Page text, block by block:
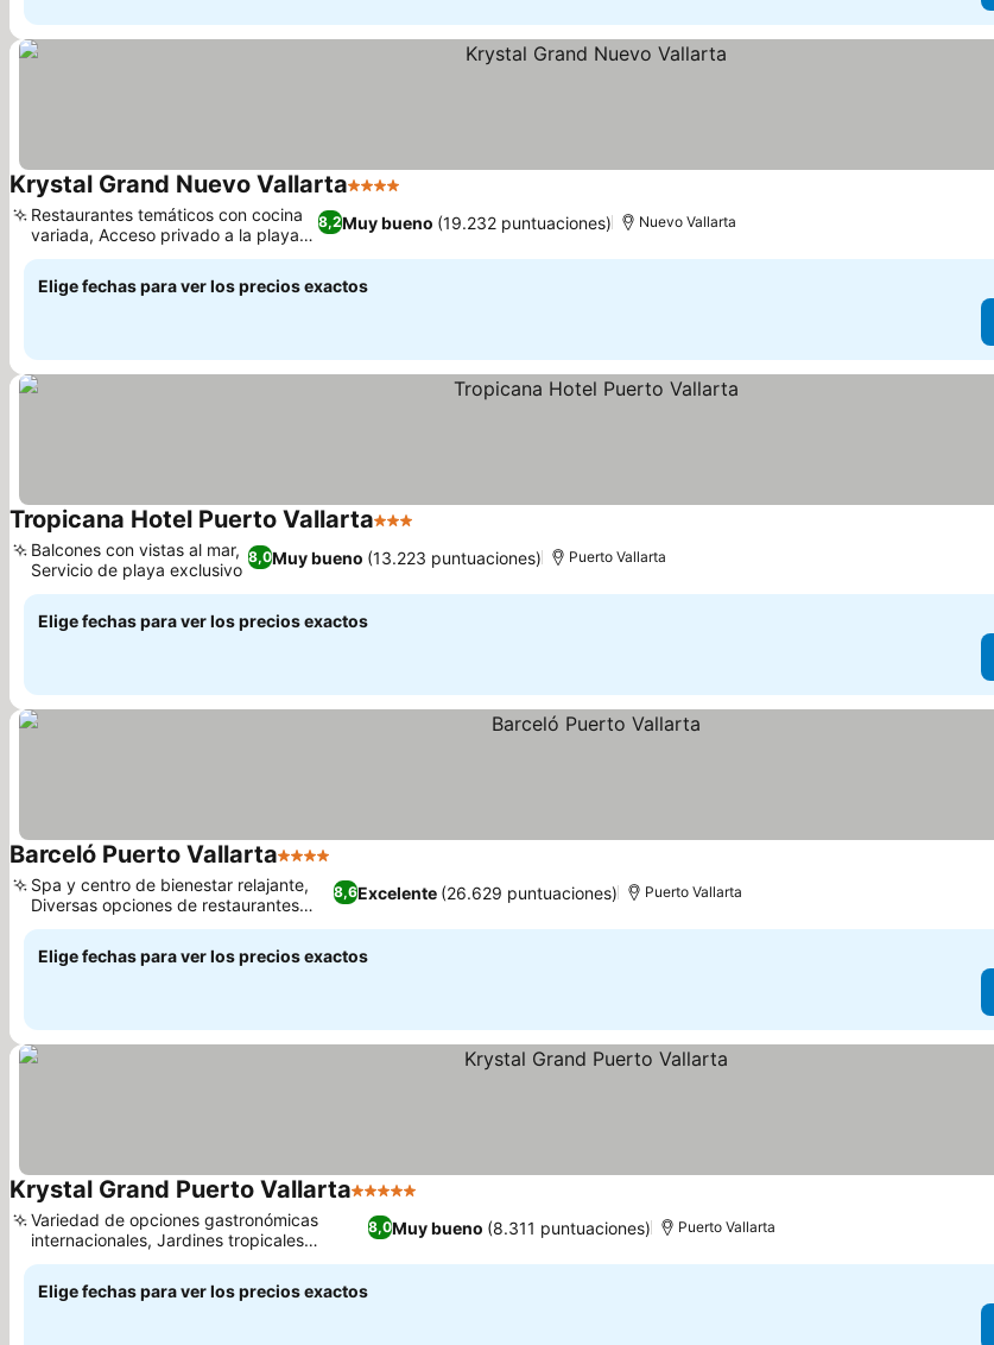
Krystal Grand Nuevo Vallarta4 Estrellas
8,2Muy bueno (19.232 puntuaciones)
Restaurantes temáticos con cocina
variada, Acceso privado a la playa
Flamingo's
Nuevo Vallarta
Elige fechas para ver los precios exactos
Tropicana Hotel Puerto Vallarta3 Estrellas
8,0Muy bueno (13.223 puntuaciones)
Balcones con vistas al mar,
Servicio de playa exclusivo
Puerto Vallarta
Elige fechas para ver los precios exactos
Barceló Puerto Vallarta4 Estrellas
8,6Excelente (26.629 puntuaciones)
Spa y centro de bienestar relajante,
Diversas opciones de restaurantes
especializados
Puerto Vallarta
Elige fechas para ver los precios exactos
Krystal Grand Puerto Vallarta5 Estrellas
8,0Muy bueno (8.311 puntuaciones)
Variedad de opciones gastronómicas
internacionales, Jardines tropicales
exuberantes y bien cuidados
Puerto Vallarta
Elige fechas para ver los precios exactos